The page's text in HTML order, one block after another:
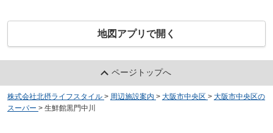
地図アプリで開く
ページトップへ
株式会社北摂ライフスタイル > 周辺施設案内 > 大阪市中央区 > 大阪市中央区の
スーパー > 生鮮館黒門中川